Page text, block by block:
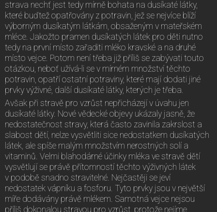
strava nechť jest tedy mírně bohata na dusíkaté látky,
které buďtež opatřovány z potravin, jež se nejvíce blíží
výborným dusíkatým látkám, obsaženým v mateřském
mléce. Jakožto pramen dusíkatých látek pro děti nutno
tedy na první místo zařaditi mléko kravské a na druhé
místo vejce. Potom není třeba již příliš se zabývati touto
otázkou, neboť užívá-li se v mírném množství těchto
potravin, opatří ostatní potraviny, které mají dodati jiné
prvky výživné, další dusíkaté látky, kterých je třeba.
Avšak při stravě pro vzrůst nepřicházejí v úvahu jen
dusíkaté látky. Nové vědecké objevy ukázaly jasně, že
nedostatečnost stravy, která často zavinila zakrslost a
slabost dětí, nelze vysvětliti sice nedostatkem dusíkatých
látek, ale spíše malým množstvím nerostných solí a
vitaminů. Velmi blahodárné účinky mléka ve stravě dětí
vysvětlují se právě přítomností těchto výživných látek
v podobě snadno stravitelné. Nejčastěji se jeví
nedostatek vápníku a fosforu. Tyto prvky jsou v největší
míře dodávány právě mlékem. Samotná vejce nejsou
příliš dokonalou stravou pro vzrůst, protože nejíme